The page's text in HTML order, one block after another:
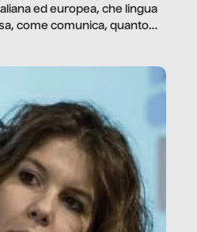
ed europea, che lingua
come comunica, quanto